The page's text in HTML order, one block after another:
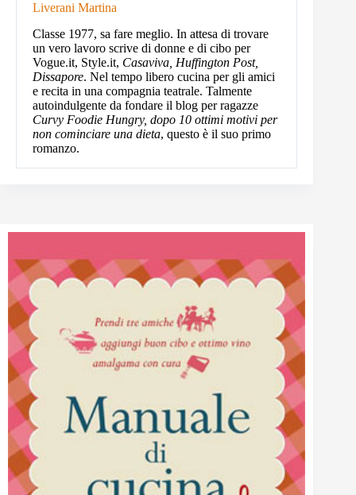
Liverani Martina
Classe 1977, sa fare meglio. In attesa di trovare
un vero lavoro scrive di donne e di cibo per
Vogue.it, Style.it, Casaviva, Huffington Post,
Dissapore. Nel tempo libero cucina per gli amici
e recita in una compagnia teatrale. Talmente
autoindulgente da fondare il blog per ragazze
Curvy Foodie Hungry, dopo 10 ottimi motivi per
non cominciare una dieta, questo è il suo primo
romanzo.